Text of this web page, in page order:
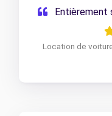
Entièrement
Location de